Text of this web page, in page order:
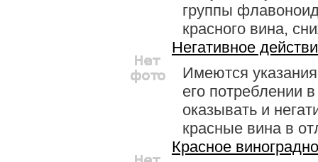
группы
красного вина,
Негативное
Имеются
его потреблении
оказывать и
красные вина в
Красное